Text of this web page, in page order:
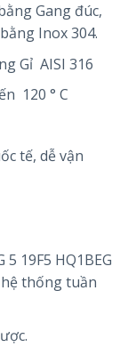
Gang đúc,
Inox 304.
Gỉ AISI 316
120 ° C
tế, dễ vận
19F5 HQ1BEG
thống tuần